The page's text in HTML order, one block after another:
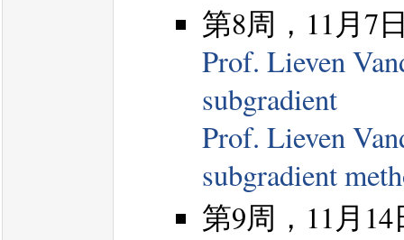
第8周，11月7
Prof. Lieven
subgradient
Prof. Lieven
subgradient
第9周，11月